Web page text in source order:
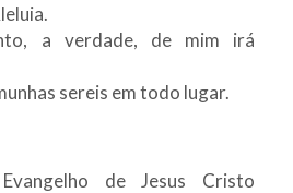
a verdade, de mim irá
sereis em todo lugar.
de Jesus Cristo